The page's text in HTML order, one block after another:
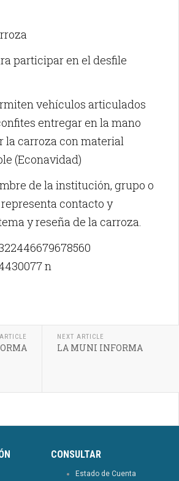
participar en el desfile
vehículos articulados
entregar en la mano
la carroza con material
(Econavidad)
de la institución, grupo o
contacto y
y reseña de la carroza.
NEXT ARTICLE
LA MUNI INFORMA
CONSULTAR
Estado de Cuenta